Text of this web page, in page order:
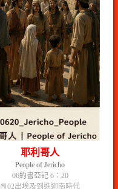
耶利哥人
People of Jericho
06約書亞記 6：20
📕02出埃及到進迦南時代